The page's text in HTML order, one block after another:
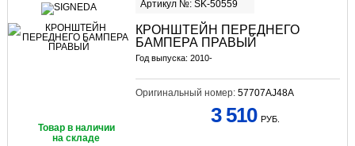
Артикул №: SK-50559
КРОНШТЕЙН ПЕРЕДНЕГО
БАМПЕРА ПРАВЫЙ
Год выпуска: 2010-
Оригинальный номер: 57707AJ48A
Товар в наличии
на складе
3 510 РУБ.